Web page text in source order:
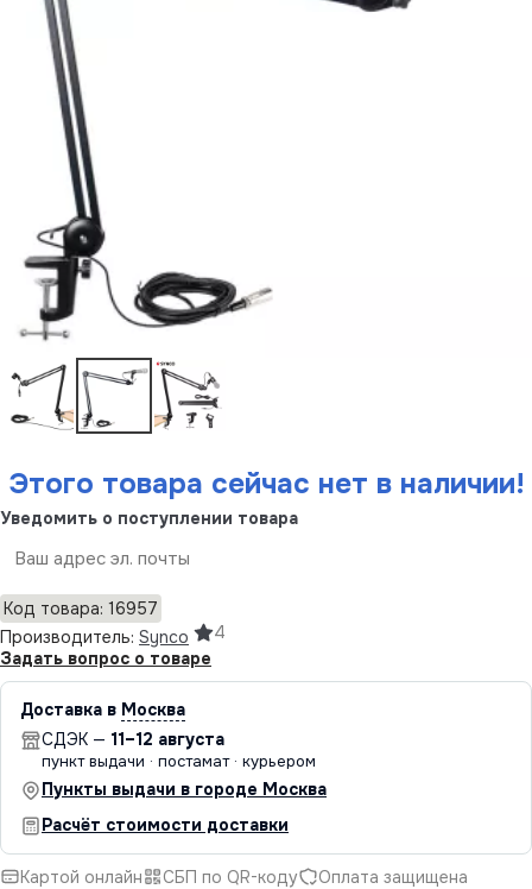
Этого товара сейчас нет в наличии!
Уведомить о поступлении товара
Код товара: 16957
Производитель: Synco
4
Задать вопрос о товаре
Доставка в Москва
СДЭК — 11–12 августа
пункт выдачи · постамат · курьером
Пункты выдачи в городе Москва
Расчёт стоимости доставки
Картой онлайн СБП по QR-коду Оплата защищена